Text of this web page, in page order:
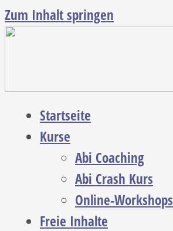
Zum Inhalt springen
Startseite
Kurse
Abi Coaching
Abi Crash Kurs
Online-Workshops
Freie Inhalte